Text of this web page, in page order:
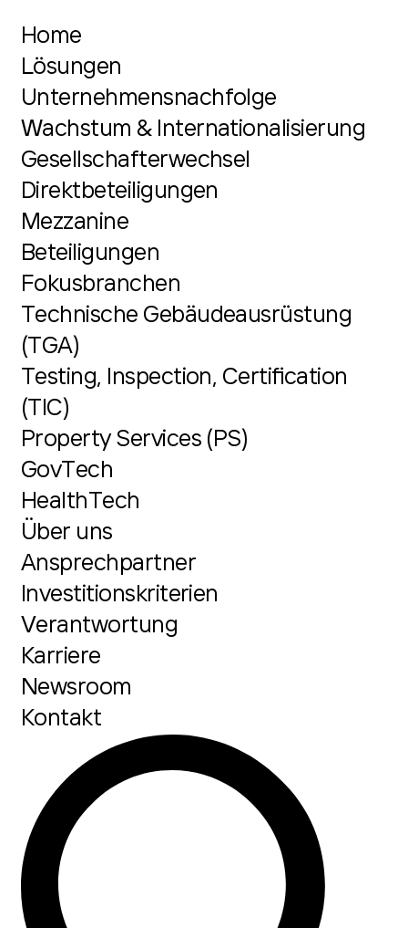
Home
Lösungen
Unternehmensnachfolge
Wachstum & Internationalisierung
Gesellschafterwechsel
Direktbeteiligungen
Mezzanine
Beteiligungen
Fokusbranchen
Technische Gebäudeausrüstung
(TGA)
Testing, Inspection, Certification
(TIC)
Property Services (PS)
GovTech
HealthTech
Über uns
Ansprechpartner
Investitionskriterien
Verantwortung
Karriere
Newsroom
Kontakt